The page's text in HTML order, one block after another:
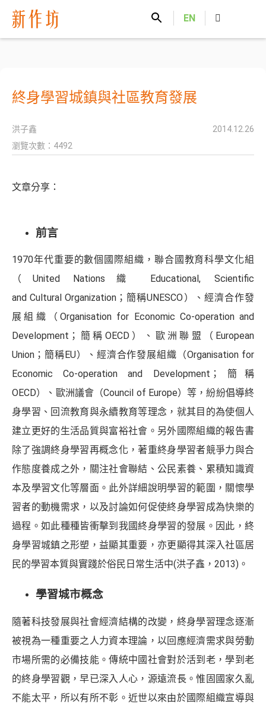
EN
終身學習城鎮與社區教育發展
洪子鑫
2014.12.26
瀏覽次數：4492
文章分享：
前言
1970年代重要的數個國際組織，聯合國教育科學文化組
（United Nations織 Educational, Scientific
and Cultural Organization；簡稱UNESCO）、經濟合作發
展組織（Organisation for Economic Co-operation and
Development；簡稱OECD）、歐洲聯盟（European
Union；簡稱EU）、經濟合作發展組織（Organisation for
Economic Co-operation and Development；簡稱
OECD）、歐洲議會（Council of Europe）等，紛紛倡導終
身學習、回流教育與永續教育等理念，就其目的為使個人
建立更好的生活品質與富裕社會。另外國際組織的報告書
除了強調終身學習再概念化，著重終身學習者競爭力與合
作態度養成之外，關注社會聯結、公民素養、累積知識資
本及學習文化等層面。此外詳細說明學習的範圍，關懷學
習者的動機需求，以及討論如何促使終身學習成為快樂的
過程。如此種種皆衝擊到我國終身學習的發展。因此，終
身學習城鎮之形塑，益顯其重要，亦更顯得其深入社區居
民的學習本質與實踐於俗民日常生活中(洪子鑫，2013)。
學習城市概念
隨著科技發展與社會經濟結構的改變，終身學習理念逐漸
被視為一種重要之人力資本理論，以回應經濟需求與勞動
市場所需的必備技能。傳統中國社會對於活到老，學到老
的終身學習觀，早已深入人心，源遠流長。惟固國家久亂
不能太平，所以有所不彰。近世以來由於國際組織宣導與